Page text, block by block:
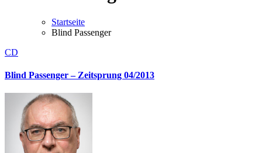
Startseite
Blind Passenger
CD
Blind Passenger – Zeitsprung 04/2013